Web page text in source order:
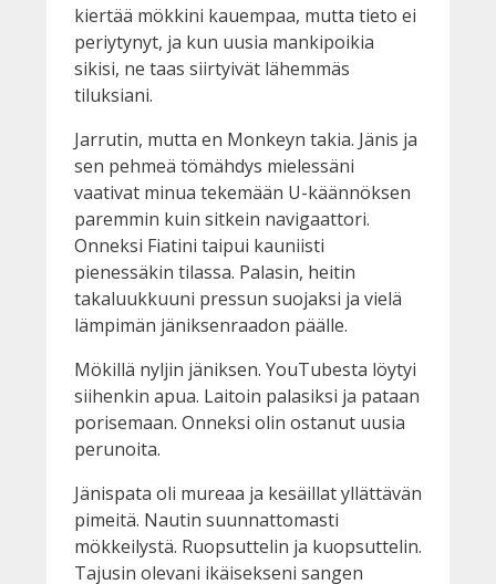
kiertää mökkini kauempaa, mutta tieto ei
periytynyt, ja kun uusia mankipoikia
sikisi, ne taas siirtyivät lähemmäs
tiluksiani.
Jarrutin, mutta en Monkeyn takia. Jänis ja
sen pehmeä tömähdys mielessäni
vaativat minua tekemään U-käännöksen
paremmin kuin sitkein navigaattori.
Onneksi Fiatini taipui kauniisti
pienessäkin tilassa. Palasin, heitin
takaluukkuuni pressun suojaksi ja vielä
lämpimän jäniksenraadon päälle.
Mökillä nyljin jäniksen. YouTubesta löytyi
siihenkin apua. Laitoin palasiksi ja pataan
porisemaan. Onneksi olin ostanut uusia
perunoita.
Jänispata oli mureaa ja kesäillat yllättävän
pimeitä. Nautin suunnattomasti
mökkeilystä. Ruopsuttelin ja kuopsuttelin.
Tajusin olevani ikäisekseni sangen